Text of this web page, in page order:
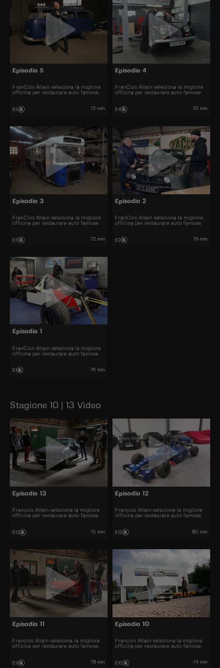
Episodio 5
FranCois Allain seleziona la migliore
officina per restaurare auto famose.
E5 72 min
Episodio 4
FranCois Allain seleziona la migliore
officina per restaurare auto famose.
E4 70 min
Episodio 3
FranCois Allain seleziona la migliore
officina per restaurare auto famose.
E3 72 min
Episodio 2
FranCois Allain seleziona la migliore
officina per restaurare auto famose.
E2 79 min
Episodio 1
FranCois Allain seleziona la migliore
officina per restaurare auto famose.
E1 76 min
Stagione 10 | 13 Video
Episodio 13
François Allain seleziona la migliore
officina per restaurare auto famose.
E13 75 min
Episodio 12
François Allain seleziona la migliore
officina per restaurare auto famose.
E12 80 min
Episodio 11
François Allain seleziona la migliore
officina per restaurare auto famose.
E11 78 min
Episodio 10
François Allain seleziona la migliore
officina per restaurare auto famose.
E10 74 min